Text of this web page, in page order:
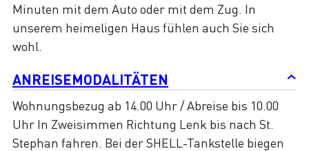
Minuten mit dem Auto oder mit dem Zug. In
unserem heimeligen Haus fühlen auch Sie sich
wohl.
ANREISEMODALITÄTEN
Wohnungsbezug ab 14.00 Uhr / Abreise bis 10.00
Uhr In Zweisimmen Richtung Lenk bis nach St.
Stephan fahren. Bei der SHELL-Tankstelle biegen